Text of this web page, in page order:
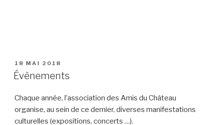
PUBLIÉ
LE
18 MAI 2018
Évènements
Chaque année, l’association des Amis du Château
organise, au sein de ce dernier, diverses manifestations
culturelles (expositions, concerts …).